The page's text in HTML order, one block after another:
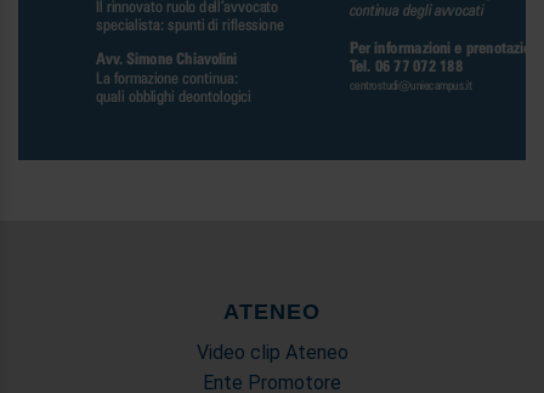
ATENEO
Video clip Ateneo
Ente Promotore